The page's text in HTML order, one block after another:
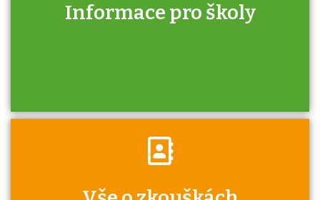
Informace pro školy
Zjistěte, jak se přihlásit ke zkoušce a kde